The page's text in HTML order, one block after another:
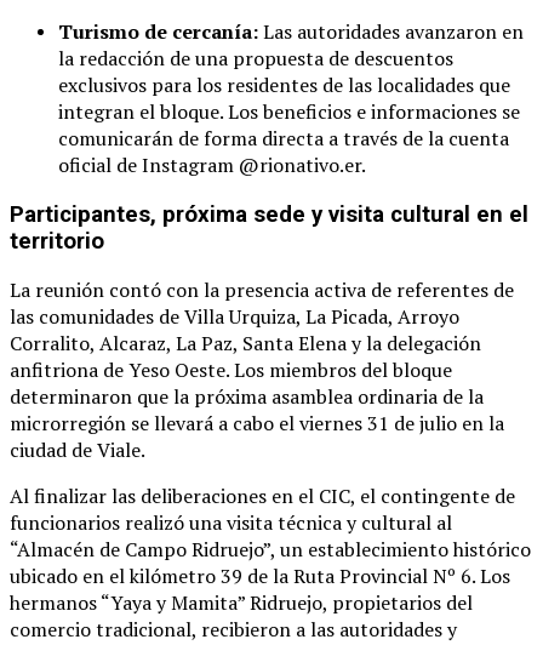
Turismo de cercanía:Las autoridades avanzaron en
la redacción de una propuesta de descuentos
exclusivos para los residentes de las localidades que
integran el bloque. Los beneficios e informaciones se
comunicarán de forma directa a través de la cuenta
oficial de Instagram @rionativo.er.
Participantes, próxima sede y visita cultural en el
territorio
La reunión contó con la presencia activa de referentes de
las comunidades de Villa Urquiza, La Picada, Arroyo
Corralito, Alcaraz, La Paz, Santa Elena y la delegación
anfitriona de Yeso Oeste. Los miembros del bloque
determinaron que la próxima asamblea ordinaria de la
microrregión se llevará a cabo el viernes 31 de julio en la
ciudad de Viale.
Al finalizar las deliberaciones en el CIC, el contingente de
funcionarios realizó una visita técnica y cultural al
“Almacén de Campo Ridruejo”, un establecimiento histórico
ubicado en el kilómetro 39 de la Ruta Provincial Nº 6. Los
hermanos “Yaya y Mamita” Ridruejo, propietarios del
comercio tradicional, recibieron a las autoridades y